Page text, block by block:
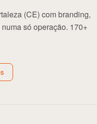
(CE) com branding,
só operação. 170+